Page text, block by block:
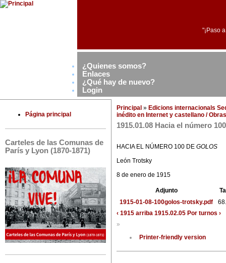
"¡Paso
¿Quienes somos?
Enlaces
¿Qué hay de nuevo?
Login
Página principal
Carteles de las Comunas de
París y Lyon (1870-1871)
Principal » Edicions internacionals
inédito en Internet y castellano /
1915.01.08 Hacia el número
HACIA EL NÚMERO 100 DE GOLOS
León Trotsky
8 de enero de 1915
Adjunto
1915-01-08-100golos-trotsky.pdf
‹ 1915 arriba 1915.02.05 Por turnos ›
»
Printer-friendly version